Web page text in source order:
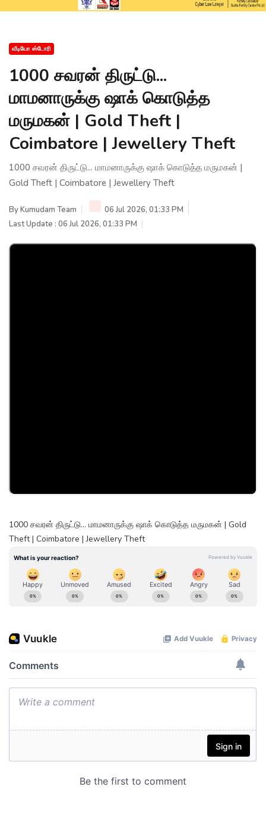
வீடியோ ஸ்டோரி
1000 சவரன் திருட்டு...
மாமனாருக்கு ஷாக் கொடுத்த
மருமகன் | Gold Theft |
Coimbatore | Jewellery Theft
1000 சவரன் திருட்டு... மாமனாருக்கு ஷாக் கொடுத்த மருமகன் |
Gold Theft | Coimbatore | Jewellery Theft
ByKumudam Team
06 Jul 2026, 01:33 PM
Last Update : 06 Jul 2026, 01:33 PM
1000 சவரன் திருட்டு... மாமனாருக்கு ஷாக் கொடுத்த மருமகன் | Gold
Theft | Coimbatore | Jewellery Theft